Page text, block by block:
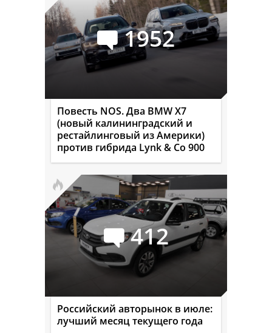
1952
Повесть NOS. Два BMW X7
(новый калининградский и
рестайлинговый из Америки)
против гибрида Lynk & Co 900
412
Российский авторынок в июле:
лучший месяц текущего года